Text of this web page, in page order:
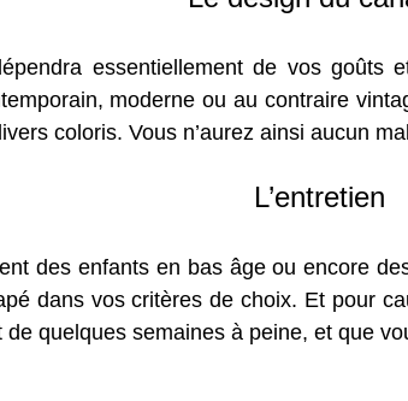
essentiellement de vos goûts
moderne ou au contraire
coloris. Vous n’aurez ainsi aucun
L’entretien
des enfants en bas âge ou encore
dans vos critères de choix. Et pour
quelques semaines à peine, et que